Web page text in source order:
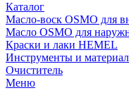
Каталог
Масло-воск OSMO для
Масло OSMO для
Краски и лаки HEMEL
Инструменты и
Очиститель
Меню